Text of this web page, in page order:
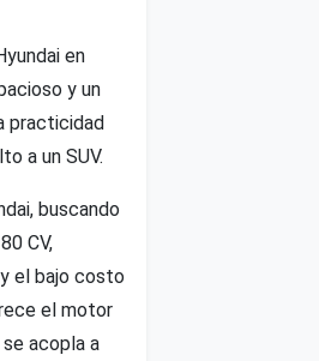
en
y un
practicidad
a un SUV.
buscando
CV,
el bajo costo
el motor
acopla a